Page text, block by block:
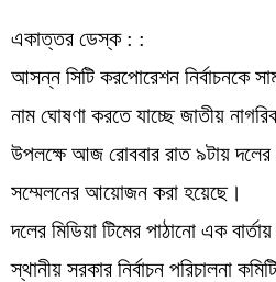
একাত্তর ডেস্ক : :
আসন্ন সিটি করপোরেশন নির্বাচনকে
নাম ঘোষণা করতে যাচ্ছে জাতীয়
উপলক্ষে আজ রোববার রাত ৯টায় দলের
সম্মেলনের আয়োজন করা হয়েছে।
দলের মিডিয়া টিমের পাঠানো এক
স্থানীয় সরকার নির্বাচন পরিচালনা